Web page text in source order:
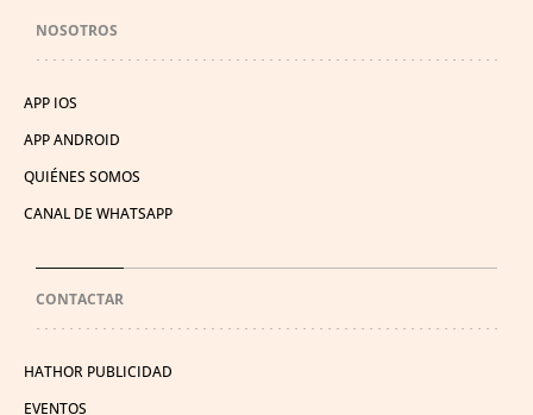
NOSOTROS
APP IOS
APP ANDROID
QUIÉNES SOMOS
CANAL DE WHATSAPP
CONTACTAR
HATHOR PUBLICIDAD
EVENTOS